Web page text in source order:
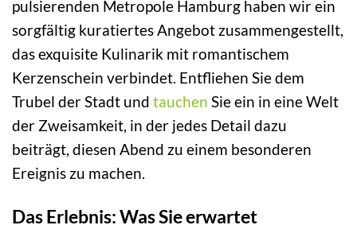
pulsierenden Metropole Hamburg haben wir ein
sorgfältig kuratiertes Angebot zusammengestellt,
das exquisite Kulinarik mit romantischem
Kerzenschein verbindet. Entfliehen Sie dem
Trubel der Stadt und tauchen Sie ein in eine Welt
der Zweisamkeit, in der jedes Detail dazu
beiträgt, diesen Abend zu einem besonderen
Ereignis zu machen.
Das Erlebnis: Was Sie erwartet